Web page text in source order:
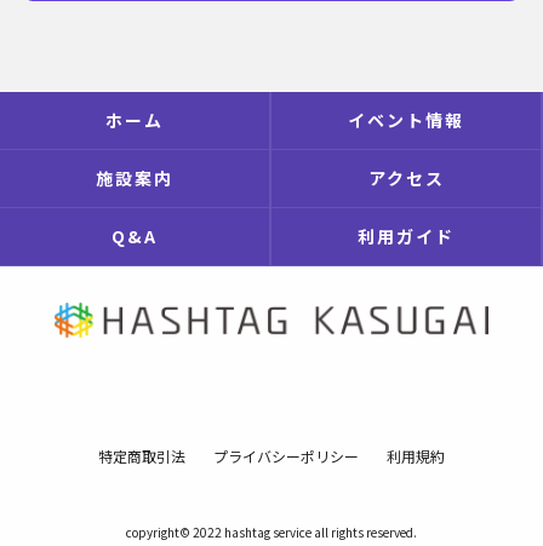
ホーム イベント情報
施設案内 アクセス
Q&A 利用ガイド
特定商取引法 プライバシーポリシー 利用規約
copyright© 2022 hashtag service all rights reserved.